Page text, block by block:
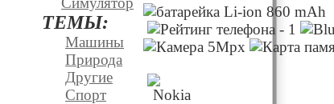
ТЕМЫ:
Машины
Природа
Другие
Спорт
Li-ion 860 mAh